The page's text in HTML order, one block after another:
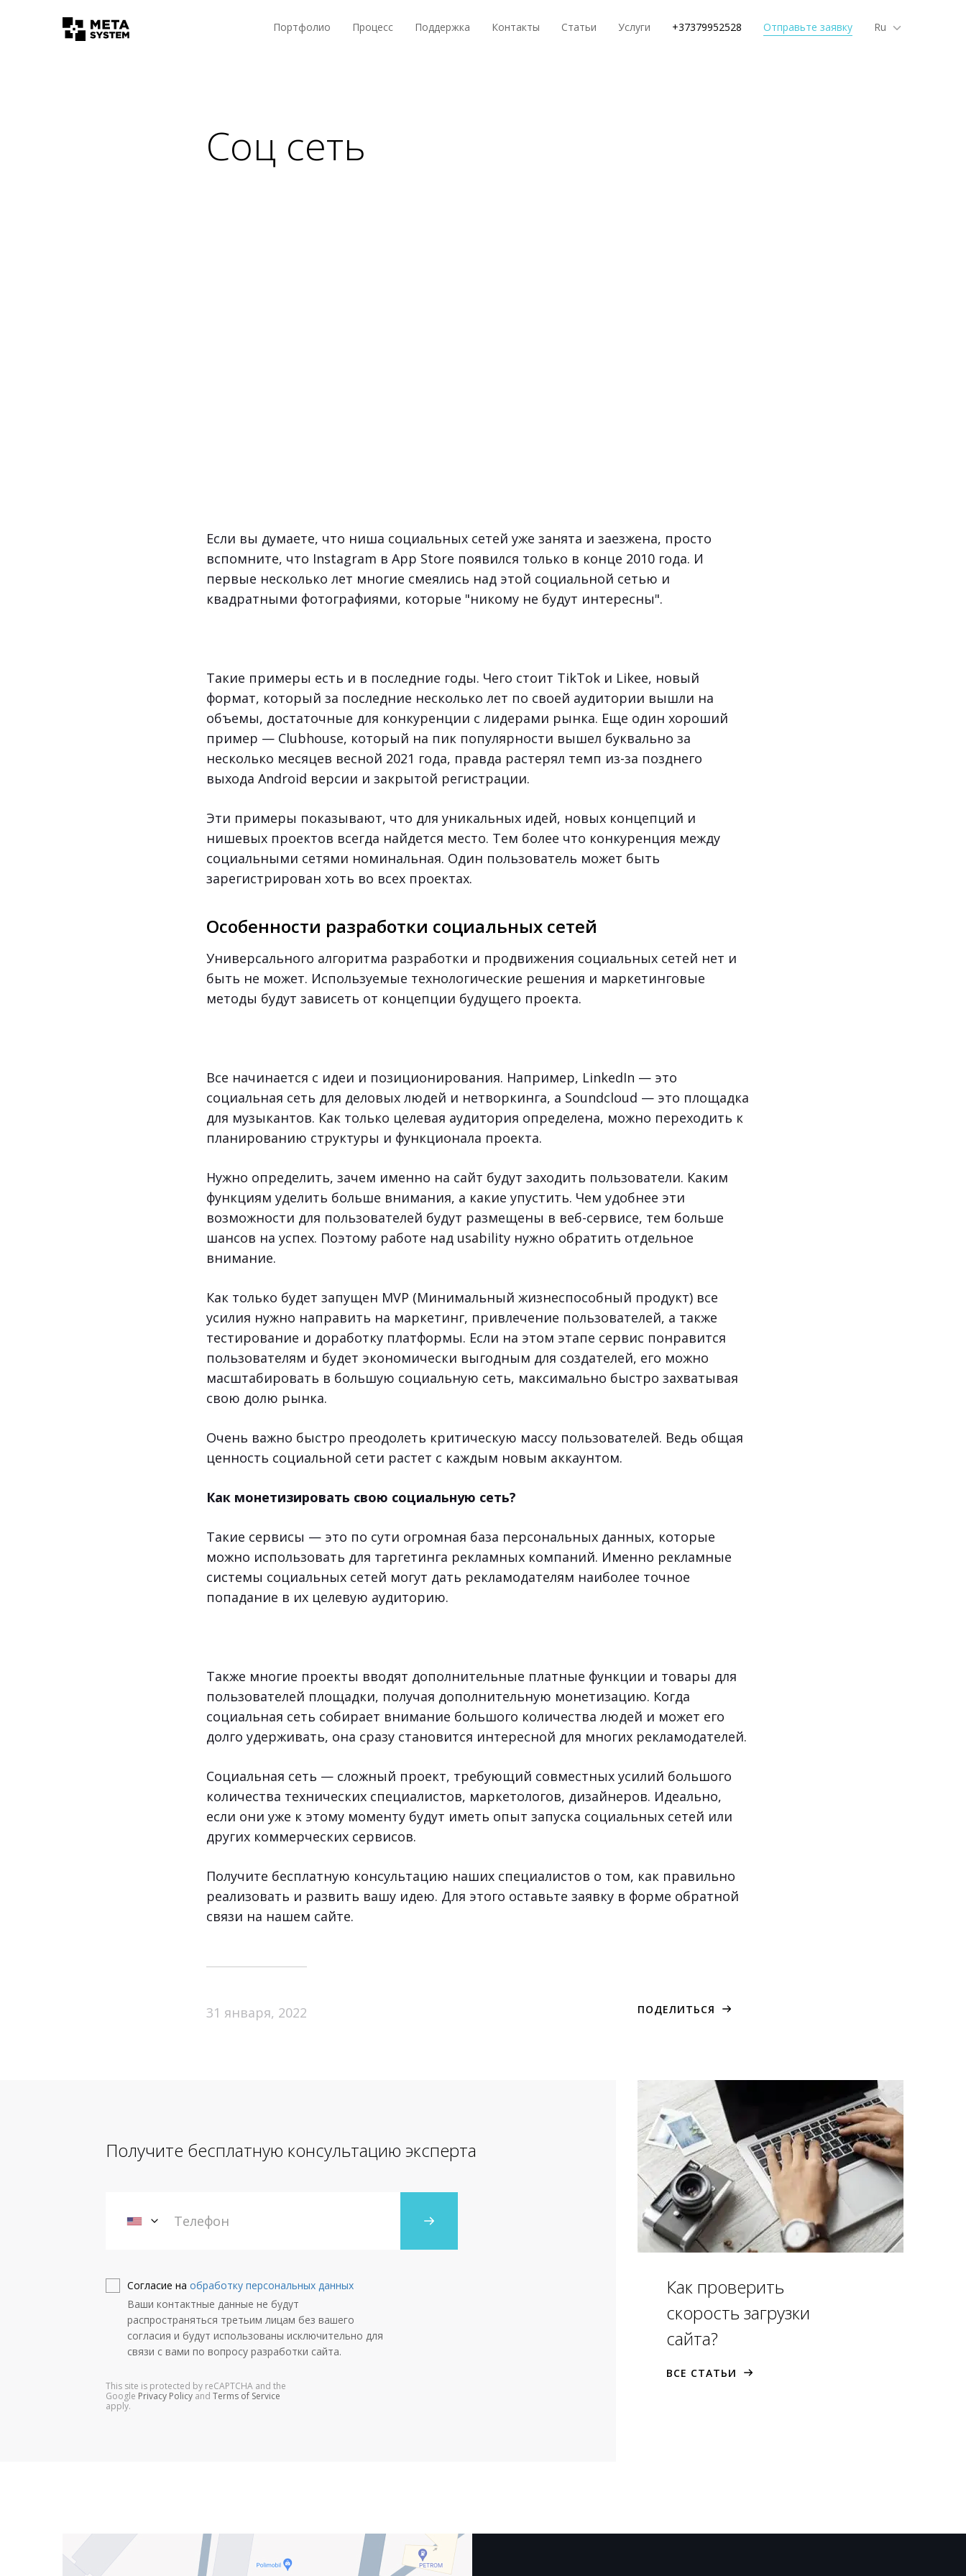
Портфолио Процесс Поддержка Контакты Статьи Услуги +37379952528 Отправьте заявку Ru
Соц сеть
Если вы думаете, что ниша социальных сетей уже занята и заезжена, просто
вспомните, что Instagram в App Store появился только в конце 2010 года. И
первые несколько лет многие смеялись над этой социальной сетью и
квадратными фотографиями, которые "никому не будут интересны".
Такие примеры есть и в последние годы. Чего стоит TikTok и Likee, новый
формат, который за последние несколько лет по своей аудитории вышли на
объемы, достаточные для конкуренции с лидерами рынка. Еще один хороший
пример — Clubhouse, который на пик популярности вышел буквально за
несколько месяцев весной 2021 года, правда растерял темп из-за позднего
выхода Android версии и закрытой регистрации.
Эти примеры показывают, что для уникальных идей, новых концепций и
нишевых проектов всегда найдется место. Тем более что конкуренция между
социальными сетями номинальная. Один пользователь может быть
зарегистрирован хоть во всех проектах.
Особенности разработки социальных сетей
Универсального алгоритма разработки и продвижения социальных сетей нет и
быть не может. Используемые технологические решения и маркетинговые
методы будут зависеть от концепции будущего проекта.
Все начинается с идеи и позиционирования. Например, LinkedIn — это
социальная сеть для деловых людей и нетворкинга, а Soundcloud — это площадка
для музыкантов. Как только целевая аудитория определена, можно переходить к
планированию структуры и функционала проекта.
Нужно определить, зачем именно на сайт будут заходить пользователи. Каким
функциям уделить больше внимания, а какие упустить. Чем удобнее эти
возможности для пользователей будут размещены в веб-сервисе, тем больше
шансов на успех. Поэтому работе над usability нужно обратить отдельное
внимание.
Как только будет запущен MVP (Минимальный жизнеспособный продукт) все
усилия нужно направить на маркетинг, привлечение пользователей, а также
тестирование и доработку платформы. Если на этом этапе сервис понравится
пользователям и будет экономически выгодным для создателей, его можно
масштабировать в большую социальную сеть, максимально быстро захватывая
свою долю рынка.
Очень важно быстро преодолеть критическую массу пользователей. Ведь общая
ценность социальной сети растет с каждым новым аккаунтом.
Как монетизировать свою социальную сеть?
Такие сервисы — это по сути огромная база персональных данных, которые
можно использовать для таргетинга рекламных компаний. Именно рекламные
системы социальных сетей могут дать рекламодателям наиболее точное
попадание в их целевую аудиторию.
Также многие проекты вводят дополнительные платные функции и товары для
пользователей площадки, получая дополнительную монетизацию. Когда
социальная сеть собирает внимание большого количества людей и может его
долго удерживать, она сразу становится интересной для многих рекламодателей.
Социальная сеть — сложный проект, требующий совместных усилий большого
количества технических специалистов, маркетологов, дизайнеров. Идеально,
если они уже к этому моменту будут иметь опыт запуска социальных сетей или
других коммерческих сервисов.
Получите бесплатную консультацию наших специалистов о том, как правильно
реализовать и развить вашу идею. Для этого оставьте заявку в форме обратной
связи на нашем сайте.
31 января, 2022 ПОДЕЛИТЬСЯ
Получите бесплатную консультацию эксперта
Согласие на обработку персональных данных
Ваши контактные данные не будут
распространяться третьим лицам без вашего
согласия и будут использованы исключительно для
связи с вами по вопросу разработки сайта.
This site is protected by reCAPTCHA and the
Google Privacy Policy and Terms of Service
apply.
Как проверить
скорость загрузки
сайта?
ВСЕ СТАТЬИ